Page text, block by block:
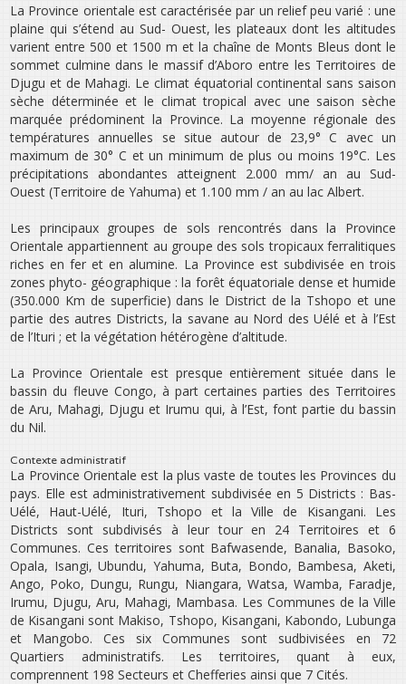
La Province orientale est caractérisée par un relief peu varié : une
plaine qui s’étend au Sud- Ouest, les plateaux dont les altitudes
varient entre 500 et 1500 m et la chaîne de Monts Bleus dont le
sommet culmine dans le massif d’Aboro entre les Territoires de
Djugu et de Mahagi. Le climat équatorial continental sans saison
sèche déterminée et le climat tropical avec une saison sèche
marquée prédominent la Province. La moyenne régionale des
températures annuelles se situe autour de 23,9° C avec un
maximum de 30° C et un minimum de plus ou moins 19°C. Les
précipitations abondantes atteignent 2.000 mm/ an au Sud-
Ouest (Territoire de Yahuma) et 1.100 mm / an au lac Albert.
Les principaux groupes de sols rencontrés dans la Province
Orientale appartiennent au groupe des sols tropicaux ferralitiques
riches en fer et en alumine. La Province est subdivisée en trois
zones phyto- géographique : la forêt équatoriale dense et humide
(350.000 Km de superficie) dans le District de la Tshopo et une
partie des autres Districts, la savane au Nord des Uélé et à l’Est
de l’Ituri ; et la végétation hétérogène d’altitude.
La Province Orientale est presque entièrement située dans le
bassin du fleuve Congo, à part certaines parties des Territoires
de Aru, Mahagi, Djugu et Irumu qui, à l’Est, font partie du bassin
du Nil.
Contexte administratif
La Province Orientale est la plus vaste de toutes les Provinces du
pays. Elle est administrativement subdivisée en 5 Districts : Bas-
Uélé, Haut-Uélé, Ituri, Tshopo et la Ville de Kisangani. Les
Districts sont subdivisés à leur tour en 24 Territoires et 6
Communes. Ces territoires sont Bafwasende, Banalia, Basoko,
Opala, Isangi, Ubundu, Yahuma, Buta, Bondo, Bambesa, Aketi,
Ango, Poko, Dungu, Rungu, Niangara, Watsa, Wamba, Faradje,
Irumu, Djugu, Aru, Mahagi, Mambasa. Les Communes de la Ville
de Kisangani sont Makiso, Tshopo, Kisangani, Kabondo, Lubunga
et Mangobo. Ces six Communes sont sudbivisées en 72
Quartiers administratifs. Les territoires, quant à eux,
comprennent 198 Secteurs et Chefferies ainsi que 7 Cités.